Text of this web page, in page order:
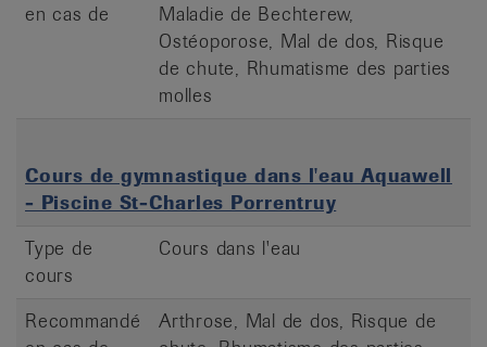
en cas de
Maladie de Bechterew,
Ostéoporose, Mal de dos, Risque
de chute, Rhumatisme des parties
molles
Cours de gymnastique dans l'eau Aquawell
- Piscine St-Charles Porrentruy
Type de
cours
Cours dans l'eau
Recommandé
Arthrose, Mal de dos, Risque de